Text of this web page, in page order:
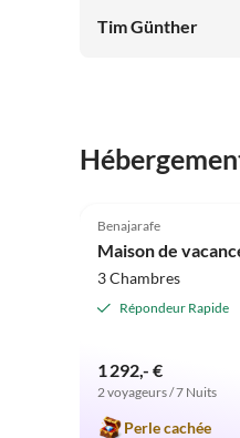
Tim Günther
Benajarafe
Maison de
3 Chambres
Répondeur Rapide
1 292,- €
2 voyageurs / 7 Nuits
Perle cachée